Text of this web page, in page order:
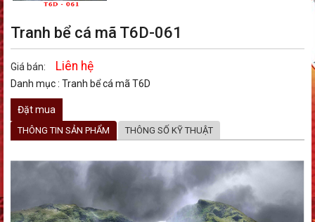
Tranh bể cá mã T6D-061
Giá bán: Liên hệ
Danh mục : Tranh bể cá mã T6D
Đặt mua
THÔNG TIN SẢN PHẨM THÔNG SỐ KỸ THUẬT